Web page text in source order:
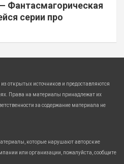
Фантасмагорическая
серии про
открытых источников и предоставляются
Права на материалы принадлежат их
за содержание материала не
которые нарушают авторские
или организации, пожалуйста, сообщите